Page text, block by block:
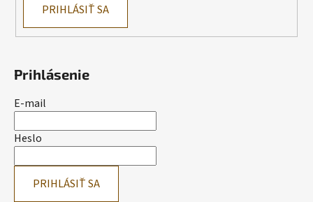
PRIHLÁSIŤ SA
Prihlásenie
E-mail
Heslo
PRIHLÁSIŤ SA